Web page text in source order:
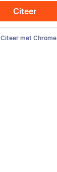
Citeer
Citeer met Chrome